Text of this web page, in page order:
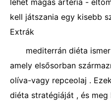
lehet magas artéria -
kell játszania egy kisebb
Extrák
mediterrán diéta
amely elsősorban
olíva-vagy repceolaj .
diéta stratégiáját , és